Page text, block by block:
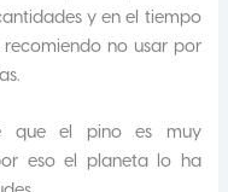
y en el tiempo
no usar por
que el pino es muy
eso el planeta lo ha